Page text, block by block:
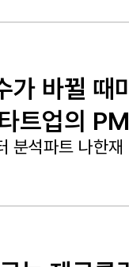
가 바뀔 때
트업의
분석파트 나한재